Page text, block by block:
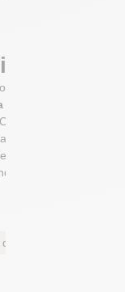
de
tus
. Observa cómo
biológica
de nuevo:
beneficios
tendencias